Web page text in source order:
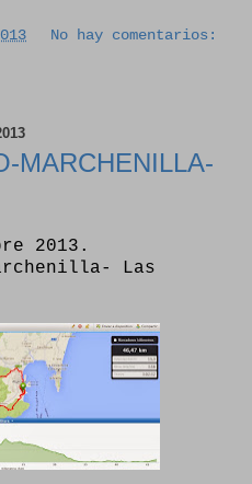
No hay comentarios:
MARCHENILLA-
2013.
Las